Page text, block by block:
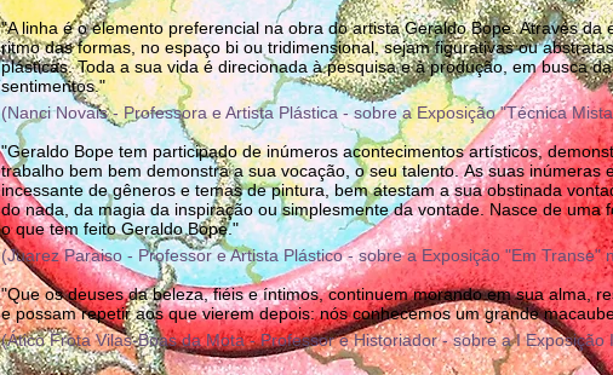
"A linha é o elemento preferencial na obra do artista Geraldo Bope. Através
ritmo das formas, no espaço bi ou tridimensional, sejam figurativas ou
plásticas. Toda a sua vida é direcionada à pesquisa e à produção, em busca
sentimentos."
(Nanci Novais - Professora e Artista Plástica - sobre a Exposição "Técnica
"Geraldo Bope tem participado de inúmeros acontecimentos artísticos,
trabalho bem bem demonstra a sua vocação, o seu talento. As suas
incessante de gêneros e temas de pintura, bem atestam a sua obstinada
do nada, da magia da inspiração ou simplesmente da vontade. Nasce de
o que tem feito Geraldo Bope."
(Juarez Paraiso - Professor e Artista Plástico - sobre a Exposição "Em Transe"
"Que os deuses da beleza, fiéis e íntimos, continuem morando em sua alma,
e possam repetir aos que vierem depois: nós conhecemos um grande
(Ático Frota Vilas-Boas da Mota - Professor e Historiador - sobre a I